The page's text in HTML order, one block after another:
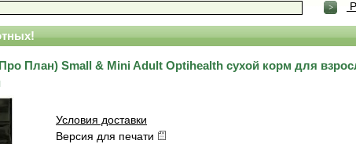
План) Small & Mini Adult Optihealth сухой корм для
Условия доставки
Версия для печати